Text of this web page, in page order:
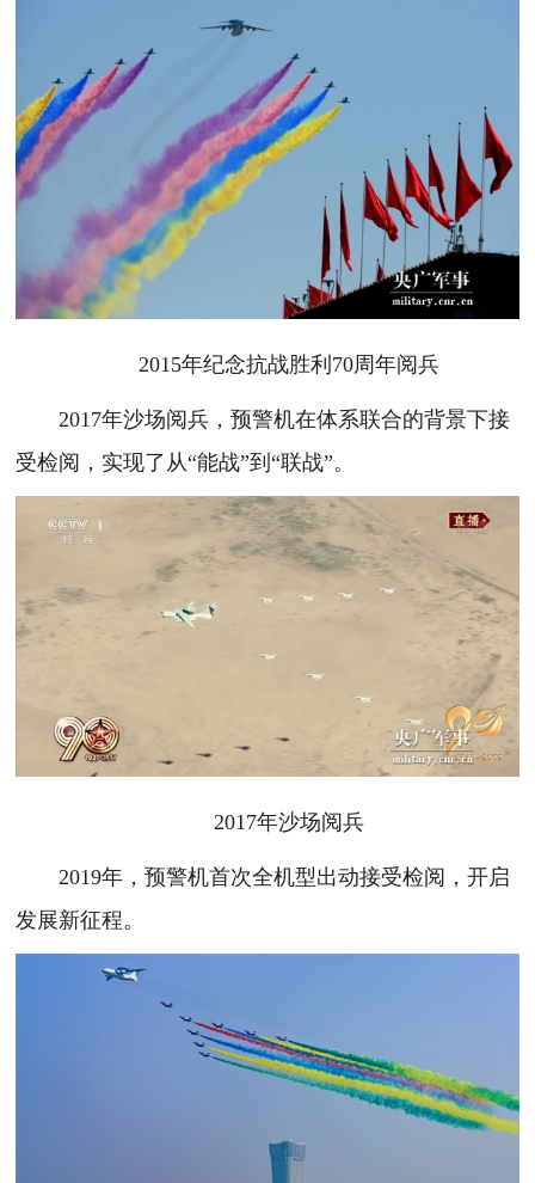
2015年纪念抗战胜利70周年阅兵
2017年沙场阅兵，预警机在体系联合的背景下接
受检阅，实现了从“能战”到“联战”。
2017年沙场阅兵
2019年，预警机首次全机型出动接受检阅，开启
发展新征程。